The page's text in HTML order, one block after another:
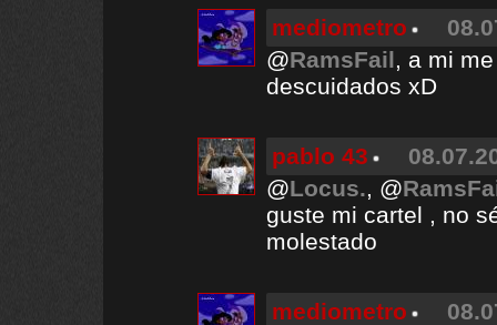
mediometro
@RamsFail, a mi
descuidados xD
pablo 43
@Locus., @
guste mi cartel , no
molestado
mediometro